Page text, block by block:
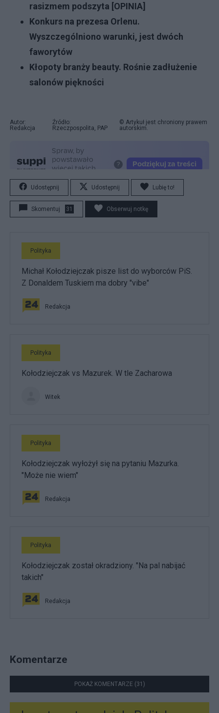
rasizmem podszyta [OPINIA]
Konkurs na prezesa Orlenu.
Wyszczególniono warunki, jest dwóch
faworytów
Kłopoty branży beauty. Rośnie zadłużenie
salonów piękności
Autor:
Redakcja
Źródło:
Rzeczpospolita, PAP
© Artykuł jest chroniony prawem
autorskim.
Udostępnij Udostępnij Lubię to!
Skomentuj 31 Obserwuj notkę
Polityka
Michał Kołodziejczak pisze list do wyborców PiS.
Z Donaldem Tuskiem ma dobry "vibe"
Redakcja
Polityka
Kołodziejczak vs Mazurek. W tle Zacharowa
Witek
Polityka
Kołodziejczak wyłożył się na pytaniu Mazurka.
"Może nie wiem"
Redakcja
Polityka
Kołodziejczak został okradziony. "Na pal nabijać
takich"
Redakcja
Komentarze
POKAŻ KOMENTARZE (31)